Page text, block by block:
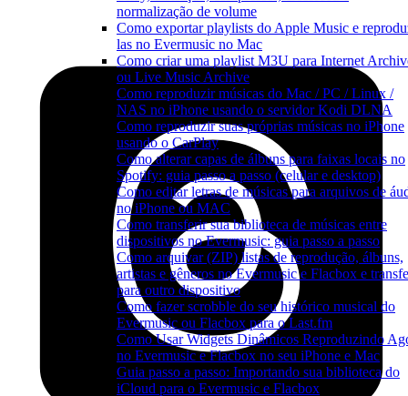
normalização de volume
Como exportar playlists do Apple Music e
las no Evermusic no Mac
Como criar uma playlist M3U para Internet
ou Live Music Archive
Como reproduzir músicas do Mac / PC / Linux /
NAS no iPhone usando o servidor Kodi DLNA
Como reproduzir suas próprias músicas no iPhone
usando o CarPlay
Como alterar capas de álbuns para faixas locais no
Spotify: guia passo a passo (celular e desktop)
Como editar letras de músicas para arquivos de
no iPhone ou MAC
Como transferir sua biblioteca de músicas entre
dispositivos no Evermusic: guia passo a passo
Como arquivar (ZIP) listas de reprodução, álbuns,
artistas e gêneros no Evermusic e Flacbox e
para outro dispositivo
Como fazer scrobble do seu histórico musical do
Evermusic ou Flacbox para o Last.fm
Como Usar Widgets Dinâmicos Reproduzindo
no Evermusic e Flacbox no seu iPhone e Mac
Guia passo a passo: Importando sua biblioteca do
iCloud para o Evermusic e Flacbox